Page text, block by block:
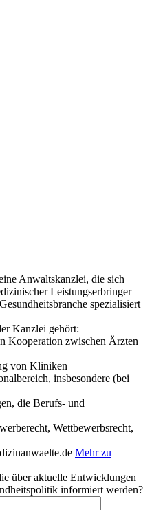
Anwaltskanzlei, die sich
Leistungserbringer
spezialisiert
Kanzlei gehört:
Kooperation zwischen Ärzten
von Kliniken
insbesondere (bei
die Berufs- und
Wettbewerbsrecht,
Mehr zu
über aktuelle Entwicklungen
informiert werden?